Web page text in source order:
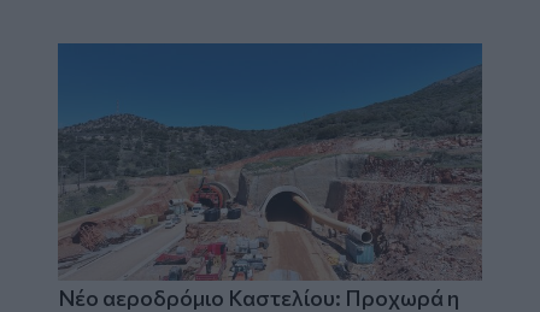
Νέο αεροδρόμιο Καστελίου: Προχωρά η